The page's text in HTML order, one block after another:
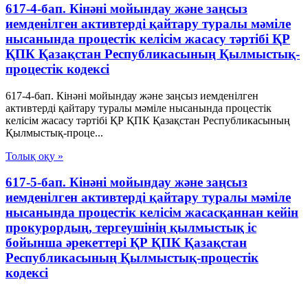
617-4-бап. Кінәні мойындау және заңсыз
иемденілген активтерді қайтару туралы мәміле
нысанында процестік келісім жасасу тәртібі ҚР
ҚПК Қазақстан Республикасының Қылмыстық-
процестік кодексi
617-4-бап. Кінәні мойындау және заңсыз иемденілген
активтерді қайтару туралы мәміле нысанында процестік
келісім жасасу тәртібі ҚР ҚПК Қазақстан Республикасының
Қылмыстық-проце...
Толық оқу »
617-5-бап. Кінәні мойындау және заңсыз
иемденілген активтерді қайтару туралы мәміле
нысанында процестік келісім жасасқаннан кейін
прокурордың, тергеушінің қылмыстық іс
бойынша әрекеттері ҚР ҚПК Қазақстан
Республикасының Қылмыстық-процестік
кодексi